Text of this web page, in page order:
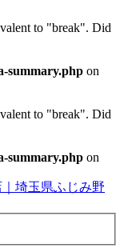
to "break". Did
summary.php on
to "break". Did
summary.php on